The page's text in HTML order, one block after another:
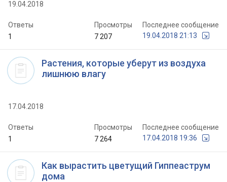
19.04.2018
Ответы
1
Просмотры
7 207
Последнее сообщение
19.04.2018 21:13
Растения, которые уберут из воздуха
лишнюю влагу
17.04.2018
Ответы
1
Просмотры
7 264
Последнее сообщение
17.04.2018 19:36
Как вырастить цветущий Гиппеаструм
дома